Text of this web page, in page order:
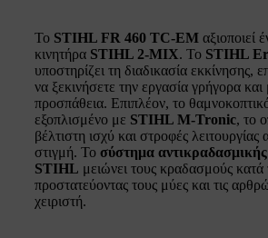
Το STIHL FR 460 TC-EM αξιοποιεί
κινητήρα STIHL 2-MIX. Το STIHL
υποστηρίζει τη διαδικασία εκκίνησης,
να ξεκινήσετε την εργασία γρήγορα και
προσπάθεια. Επιπλέον, το θαμνοκοπτικό
εξοπλισμένο με STIHL M-Tronic, το
βέλτιστη ισχύ και στροφές
στιγμή. Το σύστημα
STIHL μειώνει τους κραδασμούς κατά
προστατεύοντας τους μύες και τις
χειριστή.